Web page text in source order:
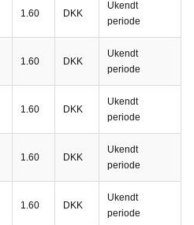
1.60 DKK
Ukendt
periode
1.60 DKK
Ukendt
periode
1.60 DKK
Ukendt
periode
1.60 DKK
Ukendt
periode
1.60 DKK
Ukendt
periode